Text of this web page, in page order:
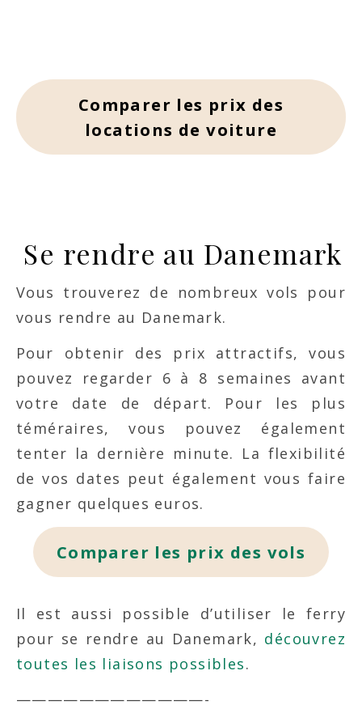
Comparer les prix des
locations de voiture
Se rendre au Danemark
Vous trouverez de nombreux vols pour
vous rendre au Danemark.
Pour obtenir des prix attractifs, vous
pouvez regarder 6 à 8 semaines avant
votre date de départ. Pour les plus
téméraires, vous pouvez également
tenter la dernière minute. La flexibilité
de vos dates peut également vous faire
gagner quelques euros.
Comparer les prix des vols
Il est aussi possible d’utiliser le ferry
pour se rendre au Danemark, découvrez
toutes les liaisons possibles.
————————————-